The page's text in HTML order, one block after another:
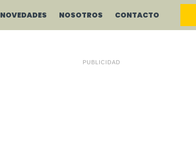
NOVEDADES NOSOTROS CONTACTO
PUBLICIDAD